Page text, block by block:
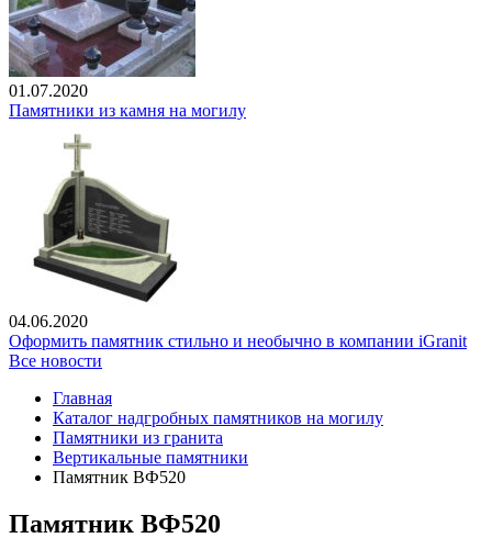
01.07.2020
Памятники из камня на могилу
04.06.2020
Оформить памятник стильно и необычно в компании iGranit
Все новости
Главная
Каталог надгробных памятников на могилу
Памятники из гранита
Вертикальные памятники
Памятник ВФ520
Памятник ВФ520